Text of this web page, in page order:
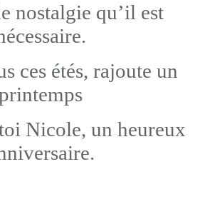
nostalgie qu’il est
ces étés, rajoute un
Nicole, un heureux